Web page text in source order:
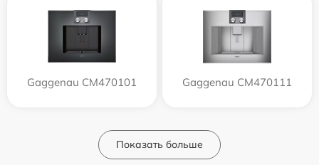
Gaggenau CM470101 Gaggenau CM470111
Показать больше